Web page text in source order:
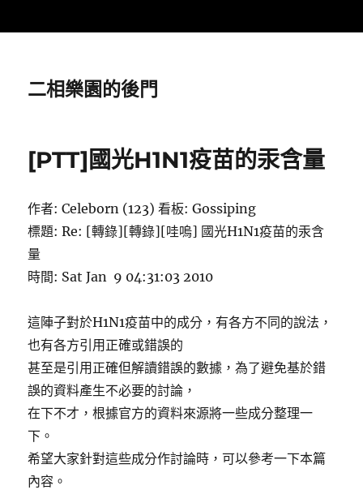
二相樂園的後門
[PTT]國光H1N1疫苗的汞含量
作者: Celeborn (123) 看板: Gossiping
標題: Re: [轉錄][轉錄][哇嗚] 國光H1N1疫苗的汞含
量
時間: Sat Jan 9 04:31:03 2010
這陣子對於H1N1疫苗中的成分，有各方不同的說法，
也有各方引用正確或錯誤的
甚至是引用正確但解讀錯誤的數據，為了避免基於錯
誤的資料產生不必要的討論，
在下不才，根據官方的資料來源將一些成分整理一
下。
希望大家針對這些成分作討論時，可以參考一下本篇
內容。